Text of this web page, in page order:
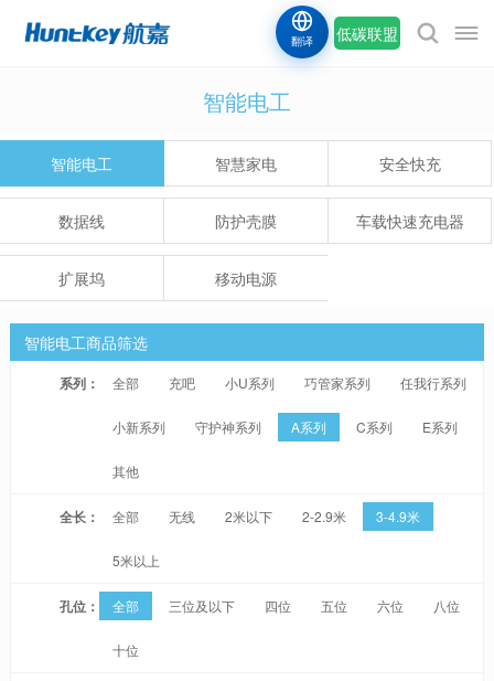
低碳联盟
翻译
智能电工
智能电工 智慧家电 安全快充
数据线 防护壳膜 车载快速充电器
扩展坞 移动电源
智能电工商品筛选
系列： 全部 充吧 小U系列 巧管家系列 任我行系列
小新系列 守护神系列 A系列 C系列 E系列
其他
全长： 全部 无线 2米以下 2-2.9米 3-4.9米
5米以上
孔位： 全部 三位及以下 四位 五位 六位 八位
十位